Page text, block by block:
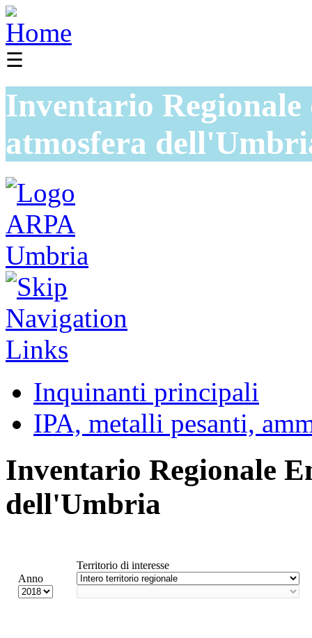
☰
Inventario
atmosfera
Inquinanti principali
IPA, metalli pesanti,
Inventario Regionale
dell'Umbria
Anno
Territorio di interesse